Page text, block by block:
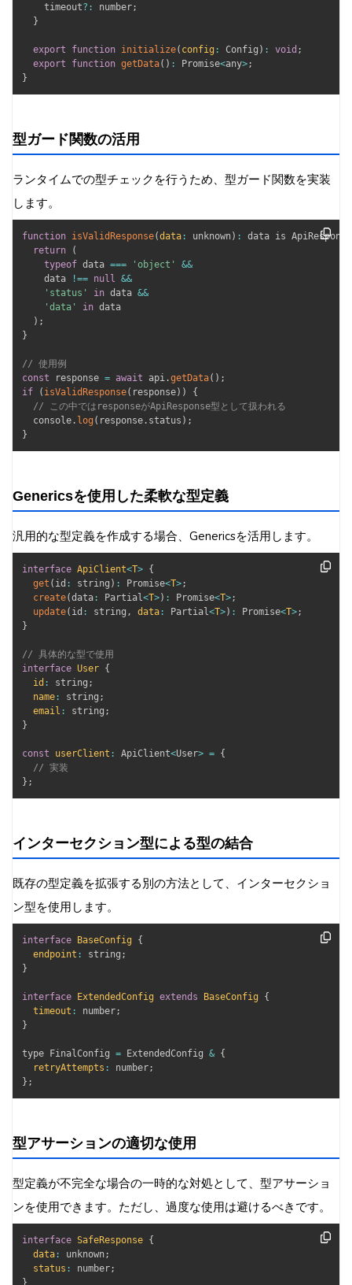
    timeout
? : number;
}
export function initialize( config : Config ) : void ;
export
function getData( ) : Promise<any>;
}
型ガード関数の活用
ランタイムでの型チェックを行うため、型ガード関数を実装
します。
function isValidResponse(data : unknown) :
data is
return
(
typeof data === 'object'
&&
    data
!== null &&
'status'
in data &&
'data'
in data
) ;
}
// 使用例
const response = await api .getData( ) ;
if
( isValidResponse( response) )
{
// この中ではresponseがApiResponse型として扱われる
  console
. log ( response . status ) ;
}
Genericsを使用した柔軟な型定義
汎用的な型定義を作成する場合、Genericsを活用します。
interface ApiClient<T> {
get ( id : string ) : Promise<T>;
create(data : Partial<T>) : Promise<T>;
update( id : string , data : Partial<T>) : Promise<T>;
}
// 具体的な型で使用
interface User {
id : string ;
name : string ;
email : string ;
}
const userClient : ApiClient<User> = {
// 実装
} ;
インターセクション型による型の結合
既存の型定義を拡張する別の方法として、インターセクショ
ン型を使用します。
interface BaseConfig
{
endpoint : string ;
}
interface ExtendedConfig extends BaseConfig
{
timeout : number;
}
type FinalConfig = ExtendedConfig & {
retryAttempts : number;
} ;
型アサーションの適切な使用
型定義が不完全な場合の一時的な対処として、型アサーショ
ンを使用できます。ただし、過度な使用は避けるべきです。
interface SafeResponse {
data : unknown;
status : number;